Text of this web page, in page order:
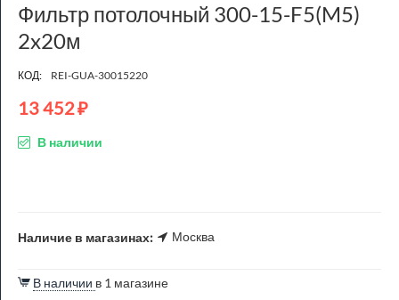
Фильтр потолочный 300-15-F5(M5)
2x20м
КОД: REI-GUA-30015220
13 452₽
В наличии
Наличие в магазинах: Москва
В наличии в 1 магазине